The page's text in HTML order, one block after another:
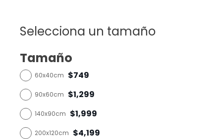
Selecciona un tamaño
Tamaño
60x40cm $749
90x60cm $1,299
140x90cm $1,999
200x120cm $4,199